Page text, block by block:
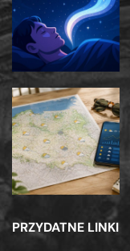
PRZYDATNE LINKI